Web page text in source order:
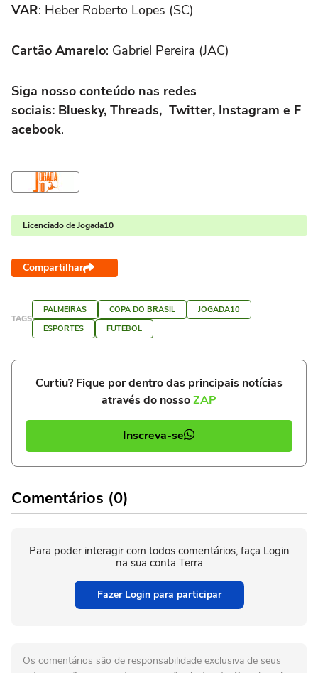
VAR: Heber Roberto Lopes (SC)
Cartão Amarelo: Gabriel Pereira (JAC)
Siga nosso conteúdo nas redes
sociais: Bluesky, Threads, Twitter, Instagram e F
acebook.
Licenciado de Jogada10
Compartilhar
TAGS
PALMEIRAS COPA DO BRASIL
JOGADA10
ESPORTES
FUTEBOL
Curtiu? Fique por dentro das principais notícias
através do nossoZAP
Inscreva-se
Comentários (0)
Para poder interagir com todos comentários, faça Login
na sua conta Terra
Fazer Login para participar
Os comentários são de responsabilidade exclusiva de seus